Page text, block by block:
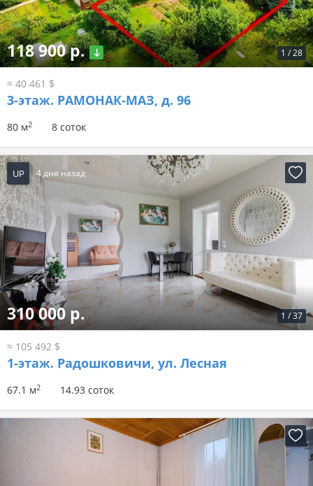
1 /28
118 900 р.
≈ 40 461 $
3-этаж. РАМОНАК-МАЗ, д. 96
80 м2 8 соток
UP 4 дня назад
1 /37
310 000 р.
≈ 105 492 $
1-этаж. Радошковичи, ул. Лесная
67.1 м2 14.93 соток